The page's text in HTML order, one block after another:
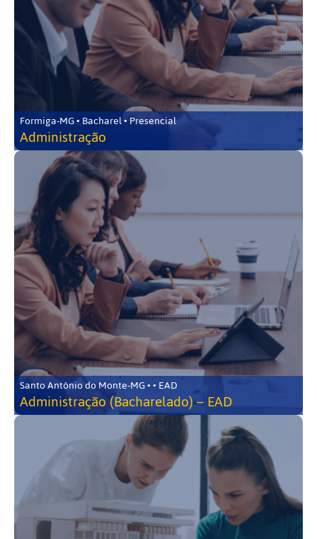
Formiga-MG • Bacharel • Presencial
Administração
Santo Antônio do Monte-MG • • EAD
Administração (Bacharelado) – EAD